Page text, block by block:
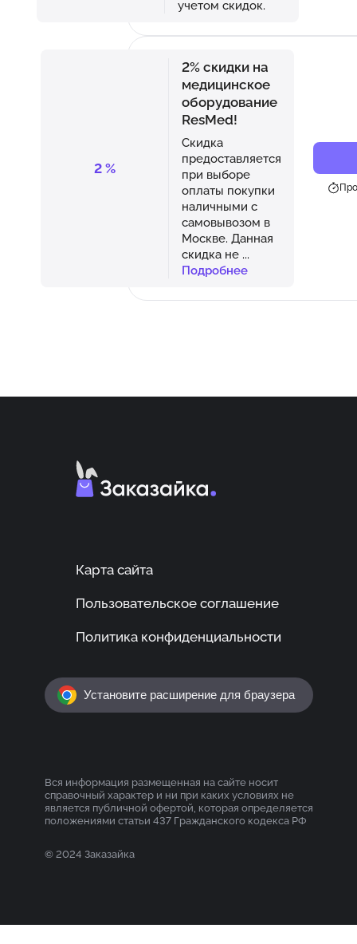
учетом скидок.
2 %
2% скидки на
медицинское
оборудование
ResMed!
Скидка
предоставляется
при выборе
оплаты покупки
наличными с
самовывозом в
Москве. Данная
скидка не ...
Подробнее
Карта сайта
Пользовательское соглашение
Политика конфиденциальности
Установите расширение для браузера
Вся информация размещенная на сайте носит
справочный характер и ни при каких условиях не
является публичной офертой, которая определяется
положениями статьи 437 Гражданского кодекса РФ
© 2024 Заказайка